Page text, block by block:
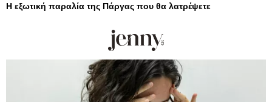
Η εξωτική παραλία της Πάργας που θα λατρέψετε